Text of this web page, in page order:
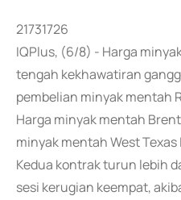
21731726
IQPlus, (6/8) - Harga
tengah kekhawatiran
pembelian minyak mentah
Harga minyak mentah
minyak mentah West
Kedua kontrak turun lebih
sesi kerugian keempat,